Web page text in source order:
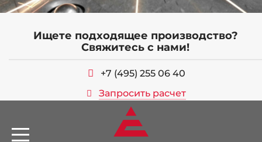
Ищете подходящее производство?
Свяжитесь с нами!
+7 (495) 255 06 40
Запросить расчет
ОБОРУДОВАНИЕ
УСЛУГИ